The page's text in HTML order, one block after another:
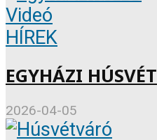
Videó
HÍREK
EGYHÁZI HÚSVÉT
2026-04-05